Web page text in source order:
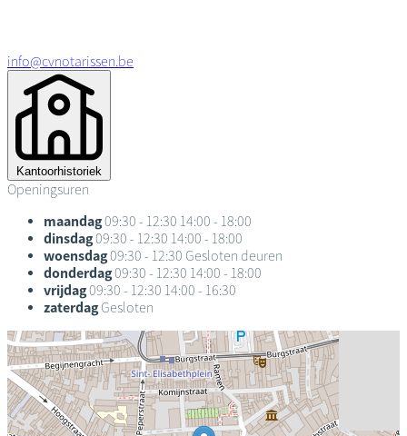
info@cvnotarissen.be
Kantoorhistoriek
Openingsuren
maandag09:30 - 12:30 14:00 - 18:00
dinsdag09:30 - 12:30 14:00 - 18:00
woensdag09:30 - 12:30 Gesloten deuren
donderdag09:30 - 12:30 14:00 - 18:00
vrijdag09:30 - 12:30 14:00 - 16:30
zaterdag Gesloten